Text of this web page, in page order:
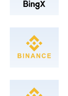
klijent.